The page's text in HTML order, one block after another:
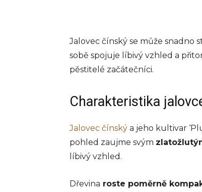
Jalovec čínský se může snadno
sobě spojuje líbivý vzhled a
pěstitelé začátečníci.
Charakteristika
Jalovec čínský a jeho kultivar
pohled zaujme svým
líbivý vzhled.
Dřevina roste poměrně